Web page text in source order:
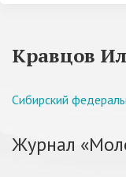
Кравцов
Сибирский
Журнал